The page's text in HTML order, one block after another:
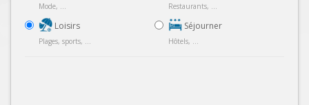
Mode, ...
Loisirs
Plages, sports, ...
Restaurants, ...
Séjourner
Hôtels, ...